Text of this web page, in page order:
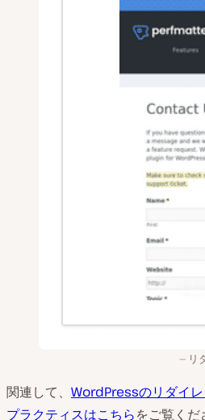
リ
関連して、 WordPressのリダイ
プラクティスはこちらをご覧くだ